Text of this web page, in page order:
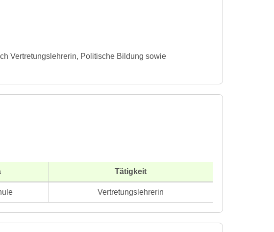
Vertretungslehrerin, Politische Bildung sowie
Tätigkeit
Vertretungslehrerin